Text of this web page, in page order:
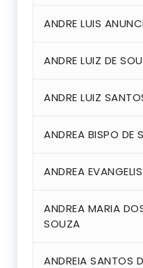
ANDRE LUIS
ANDRE LUIZ DE
ANDRE LUIZ
ANDREA BISPO DE
ANDREA
ANDREA MARIA
SOUZA
ANDREIA SANTOS